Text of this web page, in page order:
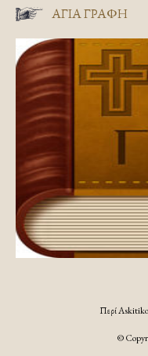
ΑΓΊΑ ΓΡΑΦΉ
Περί
©